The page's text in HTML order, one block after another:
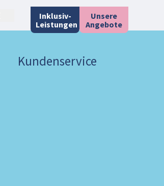
Inklusiv-
Leistungen
Unsere
Angebote
Kundenservice